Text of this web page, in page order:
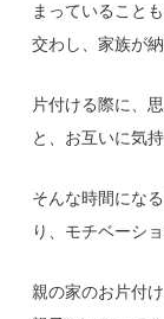
まっていること
交わし、家族が
片付ける際に、
と、お互いに気
そんな時間にな
り、モチベーシ
親の家のお片付